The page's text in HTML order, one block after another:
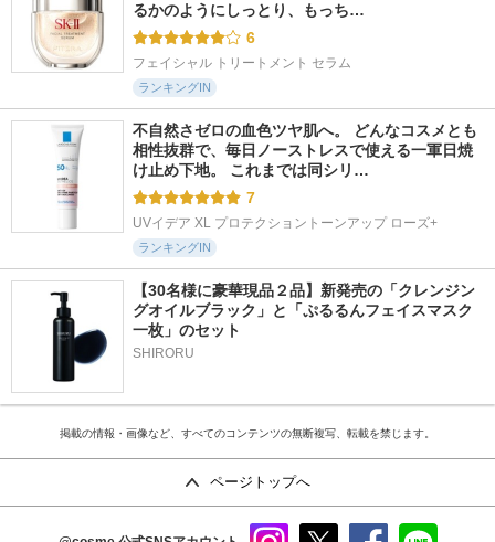
るかのようにしっとり、もっち…
6
フェイシャル トリートメント セラム
ランキングIN
不自然さゼロの血色ツヤ肌へ。 どんなコスメとも
相性抜群で、毎日ノーストレスで使える一軍日焼
け止め下地。 これまでは同シリ…
7
UVイデア XL プロテクショントーンアップ ローズ+
ランキングIN
【30名様に豪華現品２品】新発売の「クレンジン
グオイルブラック」と「ぷるるんフェイスマスク
一枚」のセット
SHIRORU
掲載の情報・画像など、すべてのコンテンツの無断複写、転載を禁じます。
ページトップへ